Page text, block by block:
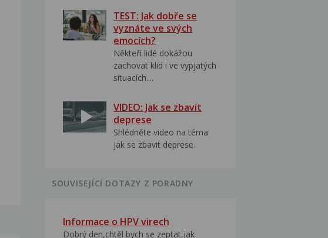
TEST: Jak dobře se
vyznáte ve svých
emocích?
Někteří lidé dokážou
zachovat klid i ve vypjatých
situacích....
VIDEO: Jak se zbavit
deprese
Shlédněte video na téma
jak se zbavit deprese..
SOUVISEJÍCÍ DOTAZY Z PORADNY
Informace o HPV virech
Dobrý den,chtěl bych se zeptat,jak